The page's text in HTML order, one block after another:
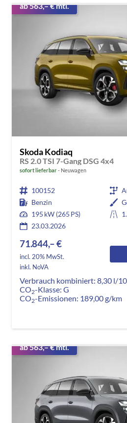
ab 563,– € mtl.
Skoda Kodiaq
RS 2.0 TSI 7-Gang DSG 4x4
sofort lieferbar Neuwagen
100152
Benzin
195 kW (265 PS)
23.03.2026
71.844,– €
incl. 20% MwSt.
inkl. NoVA
Verbrauch kombiniert: 8,30 l/
CO2-Klasse: G
CO2-Emissionen: 189,00 g/km
ab 563,– € mtl.